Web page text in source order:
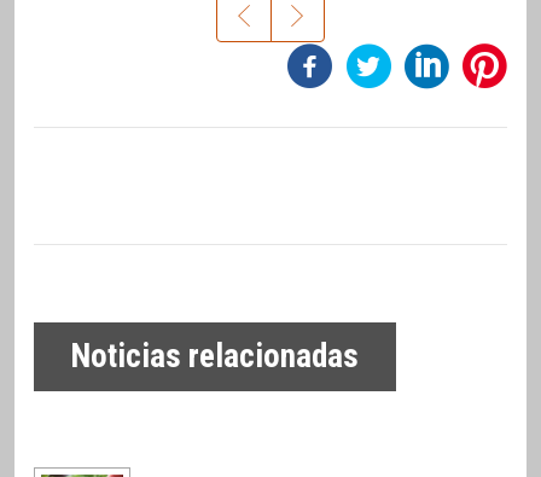
Noticias relacionadas